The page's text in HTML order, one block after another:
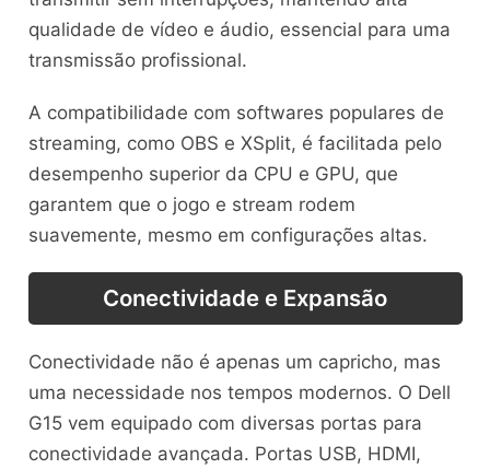
qualidade de vídeo e áudio, essencial para uma
transmissão profissional.
A compatibilidade com softwares populares de
streaming, como OBS e XSplit, é facilitada pelo
desempenho superior da CPU e GPU, que
garantem que o jogo e stream rodem
suavemente, mesmo em configurações altas.
Conectividade e Expansão
Conectividade não é apenas um capricho, mas
uma necessidade nos tempos modernos. O Dell
G15 vem equipado com diversas portas para
conectividade avançada. Portas USB, HDMI,